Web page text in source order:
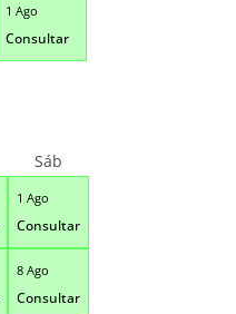
1 Ago
Consultar
1 Ago
Consultar
8 Ago
Consultar
Sáb